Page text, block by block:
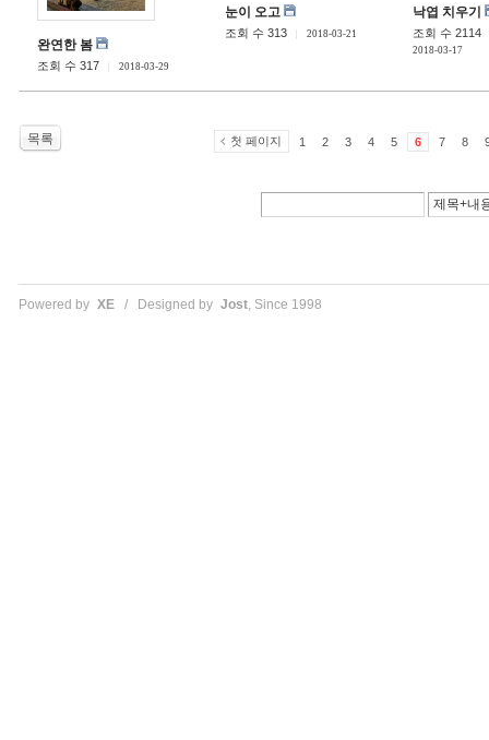
완연한 봄
조회 수 317 2018-03-29
눈이 오고
조회 수 313 2018-03-21
낙엽 치우기
조회 수 2114
2018-03-17
목록 첫 페이지 1 2 3 4 5 6 7 8
Powered by XE/ Designed by Jost, Since 1998